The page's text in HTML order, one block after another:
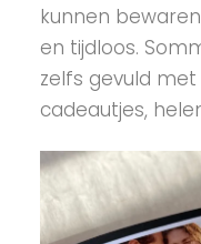
kunnen
en tijdloos.
zelfs gevuld
cadeautjes,